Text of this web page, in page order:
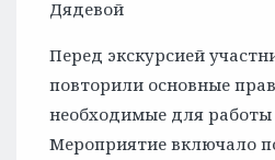
Дядевой
Перед экскурсией
повторили основные
необходимые для работы
Мероприятие включало